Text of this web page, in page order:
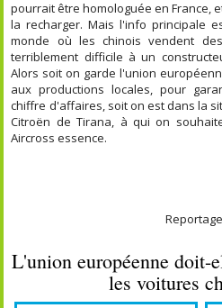
pourrait être homologuée en France,
la recharger. Mais l'info principale
monde où les chinois vendent
terriblement difficile à un
Alors soit on garde l'union
aux productions locales, pour
chiffre d'affaires, soit on est dans la
Citroën de Tirana, à qui on
Aircross essence.
L'union européenne doit-
les voitures